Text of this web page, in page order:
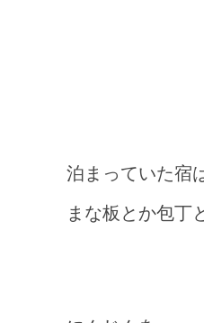
泊まっていた宿
まな板とか包丁